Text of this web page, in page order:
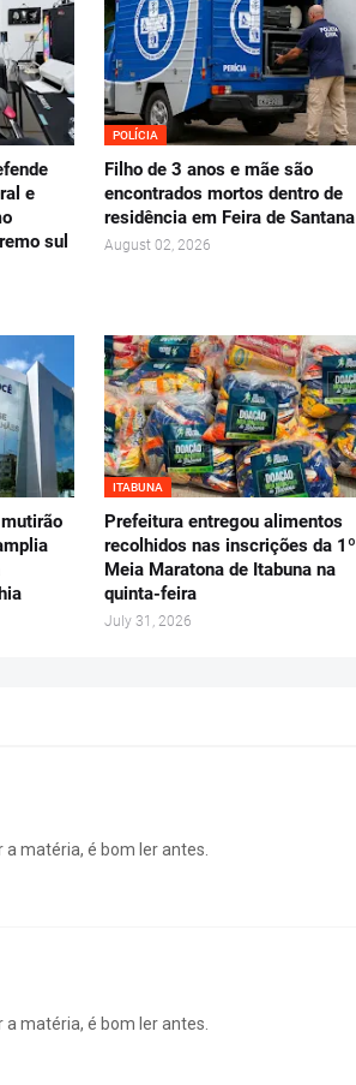
e
sul
POLÍCIA
Filho de 3 anos e mãe são
encontrados mortos dentro de
residência em Feira de Santana
August 02, 2026
ITABUNA
Prefeitura entregou alimentos
recolhidos nas inscrições da 1º
Meia Maratona de Itabuna na
quinta-feira
July 31, 2026
matéria, é bom ler antes.
matéria, é bom ler antes.